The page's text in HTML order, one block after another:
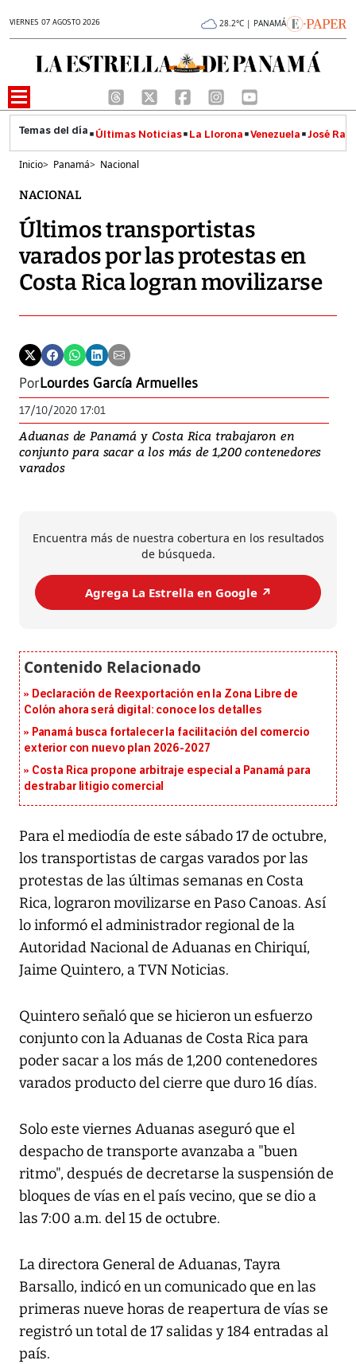
VIERNES 07 AGOSTO 2026 28.2°C | PANAMÁ
Últimas Noticias La Llorona Venezuela José
Inicio> Panamá> Nacional
NACIONAL
Últimos transportistas
varados por las protestas en
Costa Rica logran movilizarse
PorLourdes García Armuelles
17/10/2020 17:01
Aduanas de Panamá y Costa Rica trabajaron en
conjunto para sacar a los más de 1,200 contenedores
varados
Encuentra más de nuestra cobertura en los resultados
de búsqueda.
Agrega La Estrella en Google ↗️
Declaración de Reexportación en la Zona Libre de
Colón ahora será digital: conoce los detalles
Panamá busca fortalecer la facilitación del comercio
exterior con nuevo plan 2026-2027
Costa Rica propone arbitraje especial a Panamá para
destrabar litigio comercial
Para el mediodía de este sábado 17 de octubre,
los transportistas de cargas varados por las
protestas de las últimas semanas en Costa
Rica, lograron movilizarse en Paso Canoas. Así
lo informó el administrador regional de la
Autoridad Nacional de Aduanas en Chiriquí,
Jaime Quintero, a TVN Noticias.
Quintero señaló que se hicieron un esfuerzo
conjunto con la Aduanas de Costa Rica para
poder sacar a los más de 1,200 contenedores
varados producto del cierre que duro 16 días.
Solo este viernes Aduanas aseguró que el
despacho de transporte avanzaba a "buen
ritmo", después de decretarse la suspensión de
bloques de vías en el país vecino, que se dio a
las 7:00 a.m. del 15 de octubre.
La directora General de Aduanas, Tayra
Barsallo, indicó en un comunicado que en las
primeras nueve horas de reapertura de vías se
registró un total de 17 salidas y 184 entradas al
país.